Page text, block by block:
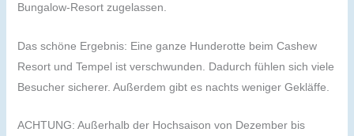
Bungalow-Resort zugelassen.
Das schöne Ergebnis: Eine ganze Hunderotte beim Cashew
Resort und Tempel ist verschwunden. Dadurch fühlen sich viele
Besucher sicherer. Außerdem gibt es nachts weniger Gekläffe.
ACHTUNG: Außerhalb der Hochsaison von Dezember bis